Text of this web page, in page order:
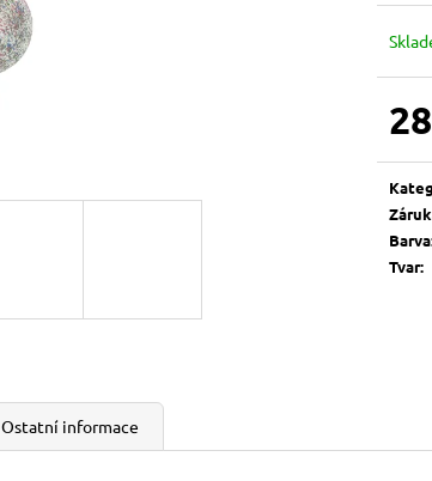
Barva
Tvar:
Ostatní informace